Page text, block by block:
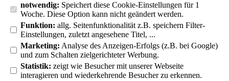
notwendig: Speichert diese Cookie-Einstellungen für 1
Woche. Diese Option kann nicht geändert werden.
Funktion: allg. Seitenfunktionalität z.B. speichern Filter-
Einstellungen, zuletzt angesehene Titel, ...
Marketing: Analyse des Anzeigen-Erfolgs (z.B. bei Google)
und zum Schalten zielgerichteter Werbung.
Statistik: zeigt wie Besucher mit unserer Webseite
interagieren und wiederkehrende Besucher zu erkennen.